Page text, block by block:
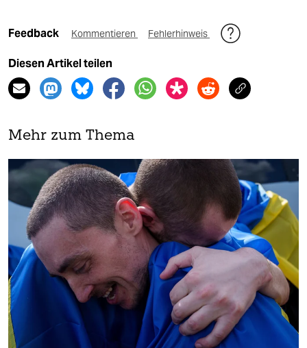
Feedback Kommentieren Fehlerhinweis
Diesen Artikel teilen
Mehr zum Thema